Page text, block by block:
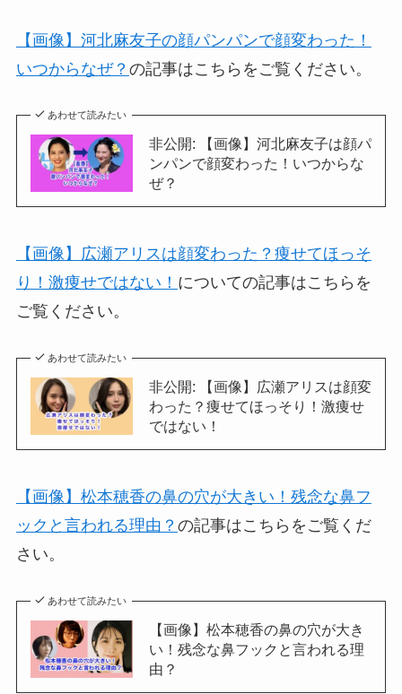
【画像】河北麻友子の顔パンパンで顔変わった！
いつからなぜ？ の記事はこちらをご覧ください。
あわせて読みたい
非公開: 【画像】河北麻友子は顔パ
ンパンで顔変わった！いつからな
ぜ？
【画像】広瀬アリスは顔変わった？痩せてほっそ
り！激痩せではない！ についての記事はこちらを
ご覧ください。
あわせて読みたい
非公開: 【画像】広瀬アリスは顔変
わった？痩せてほっそり！激痩せ
ではない！
【画像】松本穂香の鼻の穴が大きい！残念な鼻フ
ックと言われる理由？ の記事はこちらをご覧くだ
さい。
あわせて読みたい
【画像】松本穂香の鼻の穴が大き
い！残念な鼻フックと言われる理
由？